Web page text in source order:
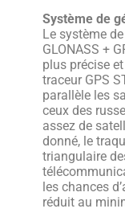
Système de
Le système
GLONASS +
plus précise
traceur GPS
parallèle les
ceux des
assez de
donné, le
triangulaire
les chances
réduit au